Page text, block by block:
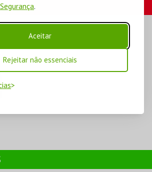
.
Aceitar
Rejeitar não essenciais